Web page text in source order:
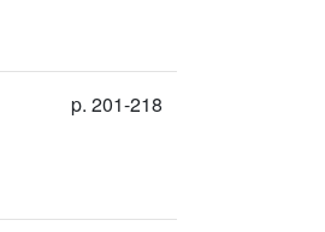
p. 201-218